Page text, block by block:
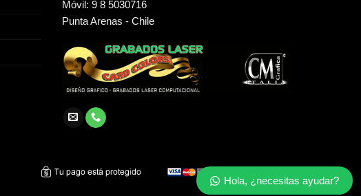
Móvil: 9 8 5030716
Punta Arenas - Chile
Hola, ¿necesitas ayudar?